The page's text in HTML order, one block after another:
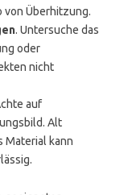
von Überhitzung.
. Untersuche das
oder
nicht
auf
Alt
Material kann